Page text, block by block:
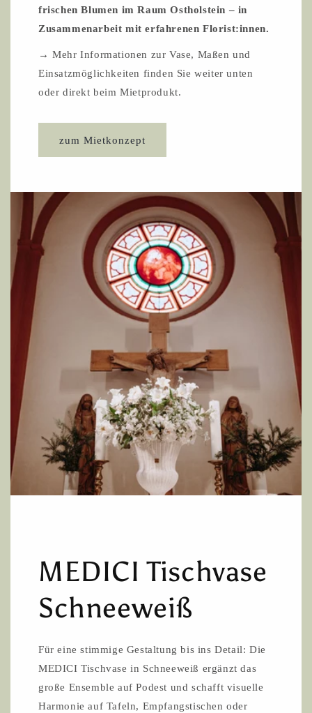
frischen Blumen im Raum Ostholstein – in
Zusammenarbeit mit erfahrenen Florist:innen.
→ Mehr Informationen zur Vase, Maßen und
Einsatzmöglichkeiten finden Sie weiter unten
oder direkt beim Mietprodukt.
zum Mietkonzept
MEDICI Tischvase
Schneeweiß
Für eine stimmige Gestaltung bis ins Detail: Die
MEDICI Tischvase in Schneeweiß ergänzt das
große Ensemble auf Podest und schafft visuelle
Harmonie auf Tafeln, Empfangstischen oder